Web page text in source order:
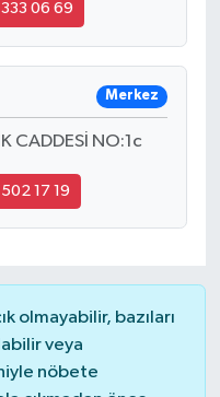
06 69
Merkez
CADDESİ NO:1c
17 19
olmayabilir, bazıları
veya
nöbete